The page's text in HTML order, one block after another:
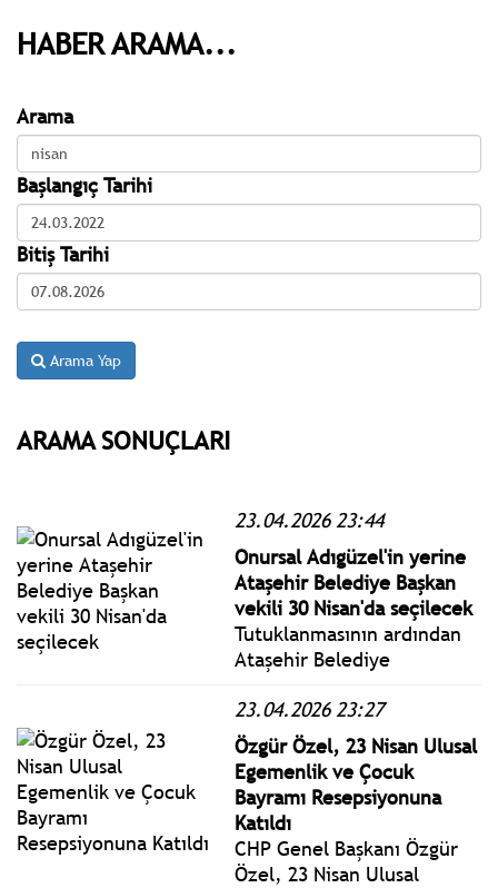
HABER ARAMA...
Arama
Başlangıç Tarihi
Bitiş Tarihi
Arama Yap
ARAMA SONUÇLARI
23.04.2026 23:44
Onursal Adıgüzel'in yerine
Ataşehir Belediye Başkan
vekili 30 Nisan'da seçilecek
Tutuklanmasının ardından
Ataşehir Belediye
uzaklaştırılan Onursal
Adıgüzel'in yerine 30 Nisan
Perşembe günü belediye
başkanı vekili seçimi
yapılacak.
23.04.2026 23:27
Özgür Özel, 23 Nisan Ulusal
Egemenlik ve Çocuk
Bayramı Resepsiyonuna
Katıldı
CHP Genel Başkanı Özgür
Özel, 23 Nisan Ulusal